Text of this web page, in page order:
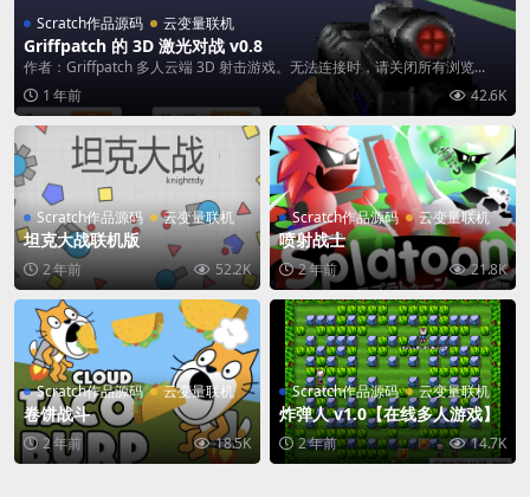
Scratch作品源码 云变量联机
Griffpatch 的 3D 激光对战 v0.8
作者：Griffpatch 多人云端 3D 射击游戏。无法连接时，请关闭所有浏览...
1 年前
42.6K
Scratch作品源码 云变量联机
坦克大战联机版
2 年前 52.2K
Scratch作品源码 云变量联机
喷射战士
2 年前 21.8K
Scratch作品源码 云变量联机
卷饼战斗
2 年前 18.5K
Scratch作品源码 云变量联机
炸弹人 v1.0【在线多人游戏】
2 年前 14.7K